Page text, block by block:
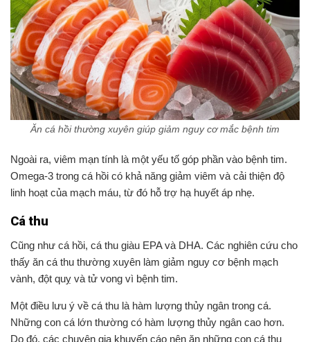
Ăn cá hồi thường xuyên giúp giảm nguy cơ mắc bệnh tim
Ngoài ra, viêm mạn tính là một yếu tố góp phần vào bệnh tim.
Omega-3 trong cá hồi có khả năng giảm viêm và cải thiện độ
linh hoạt của mạch máu, từ đó hỗ trợ hạ huyết áp nhẹ.
Cá thu
Cũng như cá hồi, cá thu giàu EPA và DHA. Các nghiên cứu cho
thấy ăn cá thu thường xuyên làm giảm nguy cơ bệnh mạch
vành, đột quỵ và tử vong vì bệnh tim.
Một điều lưu ý về cá thu là hàm lượng thủy ngân trong cá.
Những con cá lớn thường có hàm lượng thủy ngân cao hơn.
Do đó, các chuyên gia khuyến cáo nên ăn những con cá thu